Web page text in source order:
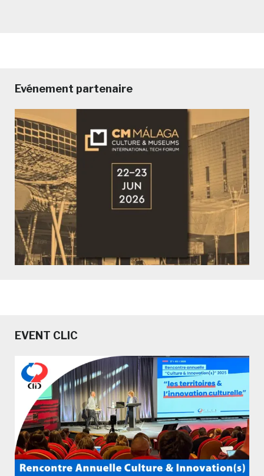
Evénement partenaire
EVENT CLIC